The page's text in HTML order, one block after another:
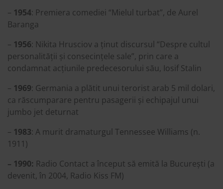
– 1954: Premiera comediei “Mielul turbat”, de Aurel
Baranga
– 1956: Nikita Hrusciov a ținut discursul “Despre cultul
personalității și consecințele sale”, prin care a
condamnat acțiunile predecesorului său, Iosif Stalin
– 1969: Germania a plătit unui terorist arab 5 mil dolari,
ca răscumparare pentru pasagerii și echipajul unui
jumbo jet deturnat
– 1983: A murit dramaturgul Tennessee Williams (n.
1911)
– 1990: Radio Contact a început să emită la București (a
devenit, în 2004, Radio Kiss FM)